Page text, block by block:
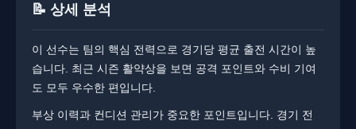
📝 상세 분석
이 선수는 팀의 핵심 전력으로 경기당 평균 출전 시간이 높
습니다. 최근 시즌 활약상을 보면 공격 포인트와 수비 기여
도 모두 우수한 편입니다.
부상 이력과 컨디션 관리가 중요한 포인트입니다. 경기 전